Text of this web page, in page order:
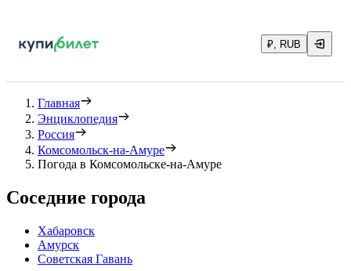
₽, RUB
Главная
Энциклопедия
Россия
Комсомольск-на-Амуре
Погода в Комсомольске-на-Амуре
Соседние города
Хабаровск
Амурск
Советская Гавань